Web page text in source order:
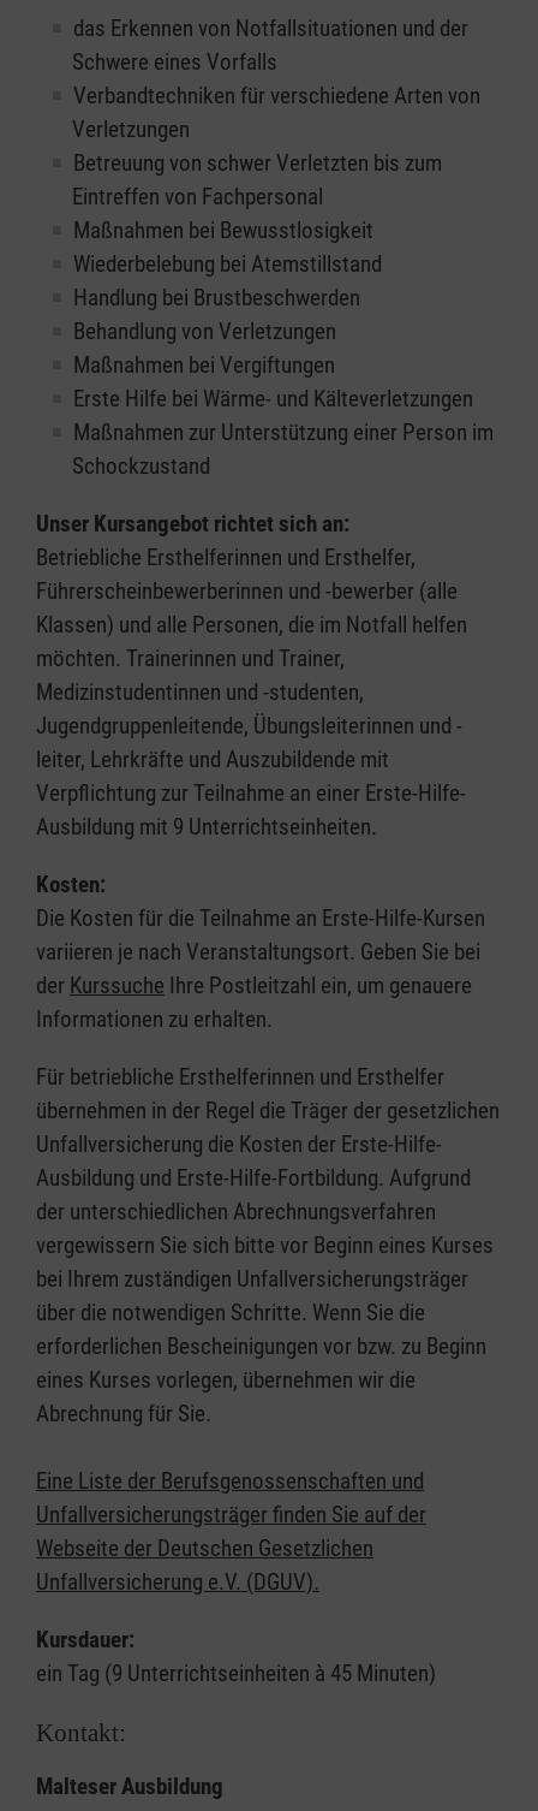
das Erkennen von Notfallsituationen und der
Schwere eines Vorfalls
Verbandtechniken für verschiedene Arten von
Verletzungen
Betreuung von schwer Verletzten bis zum
Eintreffen von Fachpersonal
Maßnahmen bei Bewusstlosigkeit
Wiederbelebung bei Atemstillstand
Handlung bei Brustbeschwerden
Behandlung von Verletzungen
Maßnahmen bei Vergiftungen
Erste Hilfe bei Wärme- und Kälteverletzungen
Maßnahmen zur Unterstützung einer Person im
Schockzustand
Unser Kursangebot richtet sich an:
Betriebliche Ersthelferinnen und Ersthelfer,
Führerscheinbewerberinnen und -bewerber (alle
Klassen) und alle Personen, die im Notfall helfen
möchten. Trainerinnen und Trainer,
Medizinstudentinnen und -studenten,
Jugendgruppenleitende, Übungsleiterinnen und -
leiter, Lehrkräfte und Auszubildende mit
Verpflichtung zur Teilnahme an einer Erste-Hilfe-
Ausbildung mit 9 Unterrichtseinheiten.
Kosten:
Die Kosten für die Teilnahme an Erste-Hilfe-Kursen
variieren je nach Veranstaltungsort. Geben Sie bei
der Kurssuche Ihre Postleitzahl ein, um genauere
Informationen zu erhalten.
Für betriebliche Ersthelferinnen und Ersthelfer
übernehmen in der Regel die Träger der gesetzlichen
Unfallversicherung die Kosten der Erste-Hilfe-
Ausbildung und Erste-Hilfe-Fortbildung. Aufgrund
der unterschiedlichen Abrechnungsverfahren
vergewissern Sie sich bitte vor Beginn eines Kurses
bei Ihrem zuständigen Unfallversicherungsträger
über die notwendigen Schritte. Wenn Sie die
erforderlichen Bescheinigungen vor bzw. zu Beginn
eines Kurses vorlegen, übernehmen wir die
Abrechnung für Sie.
Eine Liste der Berufsgenossenschaften und
Unfallversicherungsträger finden Sie auf der
Webseite der Deutschen Gesetzlichen
Unfallversicherung e.V. (DGUV).
Kursdauer:
ein Tag (9 Unterrichtseinheiten à 45 Minuten)
Kontakt:
Malteser Ausbildung